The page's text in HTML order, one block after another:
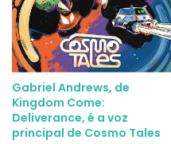
Gabriel Andrews, de
Kingdom Come:
Deliverance, é a voz
principal de Cosmo Tales